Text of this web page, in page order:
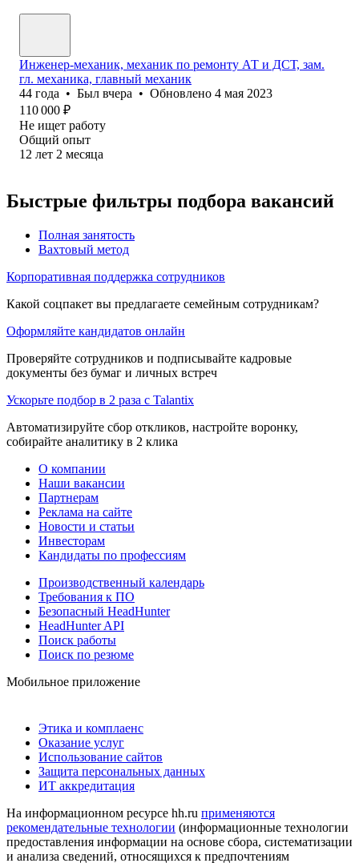
Инженер-механик, механик по ремонту АТ и ДСТ, зам.
гл. механика, главный механик
44 года • Был вчера • Обновлено 4 мая 2023
110 000 ₽
Не ищет работу
Общий опыт
12 лет 2 месяца
Быстрые фильтры подбора вакансий
Полная занятость
Вахтовый метод
Корпоративная поддержка сотрудников
Какой соцпакет вы предлагаете семейным сотрудникам?
Оформляйте кандидатов онлайн
Проверяйте сотрудников и подписывайте кадровые
документы без бумаг и личных встреч
Ускорьте подбор в 2 раза с Talantix
Автоматизируйте сбор откликов, настройте воронку,
собирайте аналитику в 2 клика
О компании
Наши вакансии
Партнерам
Реклама на сайте
Новости и статьи
Инвесторам
Кандидаты по профессиям
Производственный календарь
Требования к ПО
Безопасный HeadHunter
HeadHunter API
Поиск работы
Поиск по резюме
Мобильное приложение
Этика и комплаенс
Оказание услуг
Использование сайтов
Защита персональных данных
ИТ аккредитация
На информационном ресурсе hh.ru применяются
рекомендательные технологии (информационные технологии
предоставления информации на основе сбора, систематизации
и анализа сведений, относящихся к предпочтениям